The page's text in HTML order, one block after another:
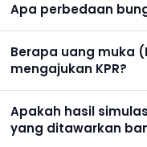
Apa perbedaan
Berapa uang muka
mengajukan KPR?
Apakah hasil
yang ditawarkan